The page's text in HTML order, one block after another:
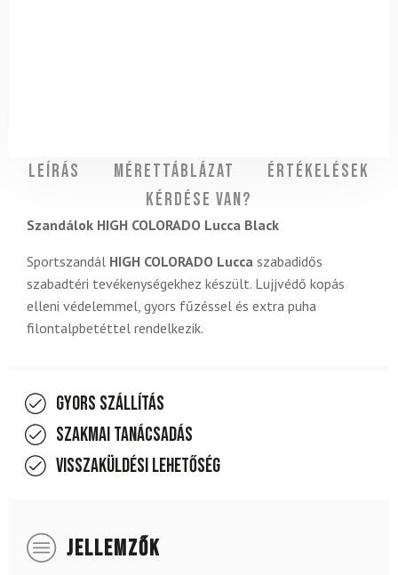
Leírás Mérettáblázat
Értékelések
Kérdése van?
Szandálok HIGH COLORADO Lucca Black
Sportszandál HIGH COLORADO Lucca szabadidős
szabadtéri tevékenységekhez készült. Lujjvédő kopás
elleni védelemmel, gyors fűzéssel és extra puha
filontalpbetéttel rendelkezik.
Gyors szállítás
Szakmai tanácsadás
Visszaküldési lehetőség
JELLEMZŐK